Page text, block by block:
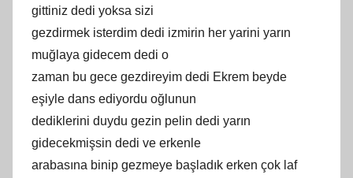
gittiniz dedi yoksa sizi
gezdirmek isterdim dedi izmirin her yarini yarın
muğlaya gidecem dedi o
zaman bu gece gezdireyim dedi Ekrem beyde
eşiyle dans ediyordu oğlunun
dediklerini duydu gezin pelin dedi yarın
gidecekmişsin dedi ve erkenle
arabasına binip gezmeye başladık erken çok laf